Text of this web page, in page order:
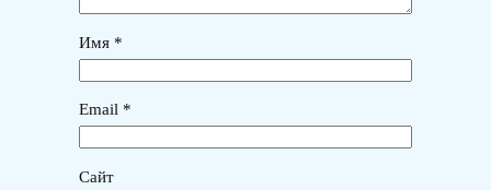
Имя *
Email *
Сайт